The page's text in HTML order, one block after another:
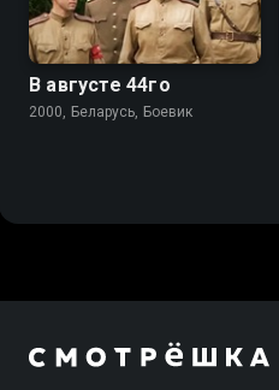
8.2
В августе 44го
2000, Беларусь, Боевик